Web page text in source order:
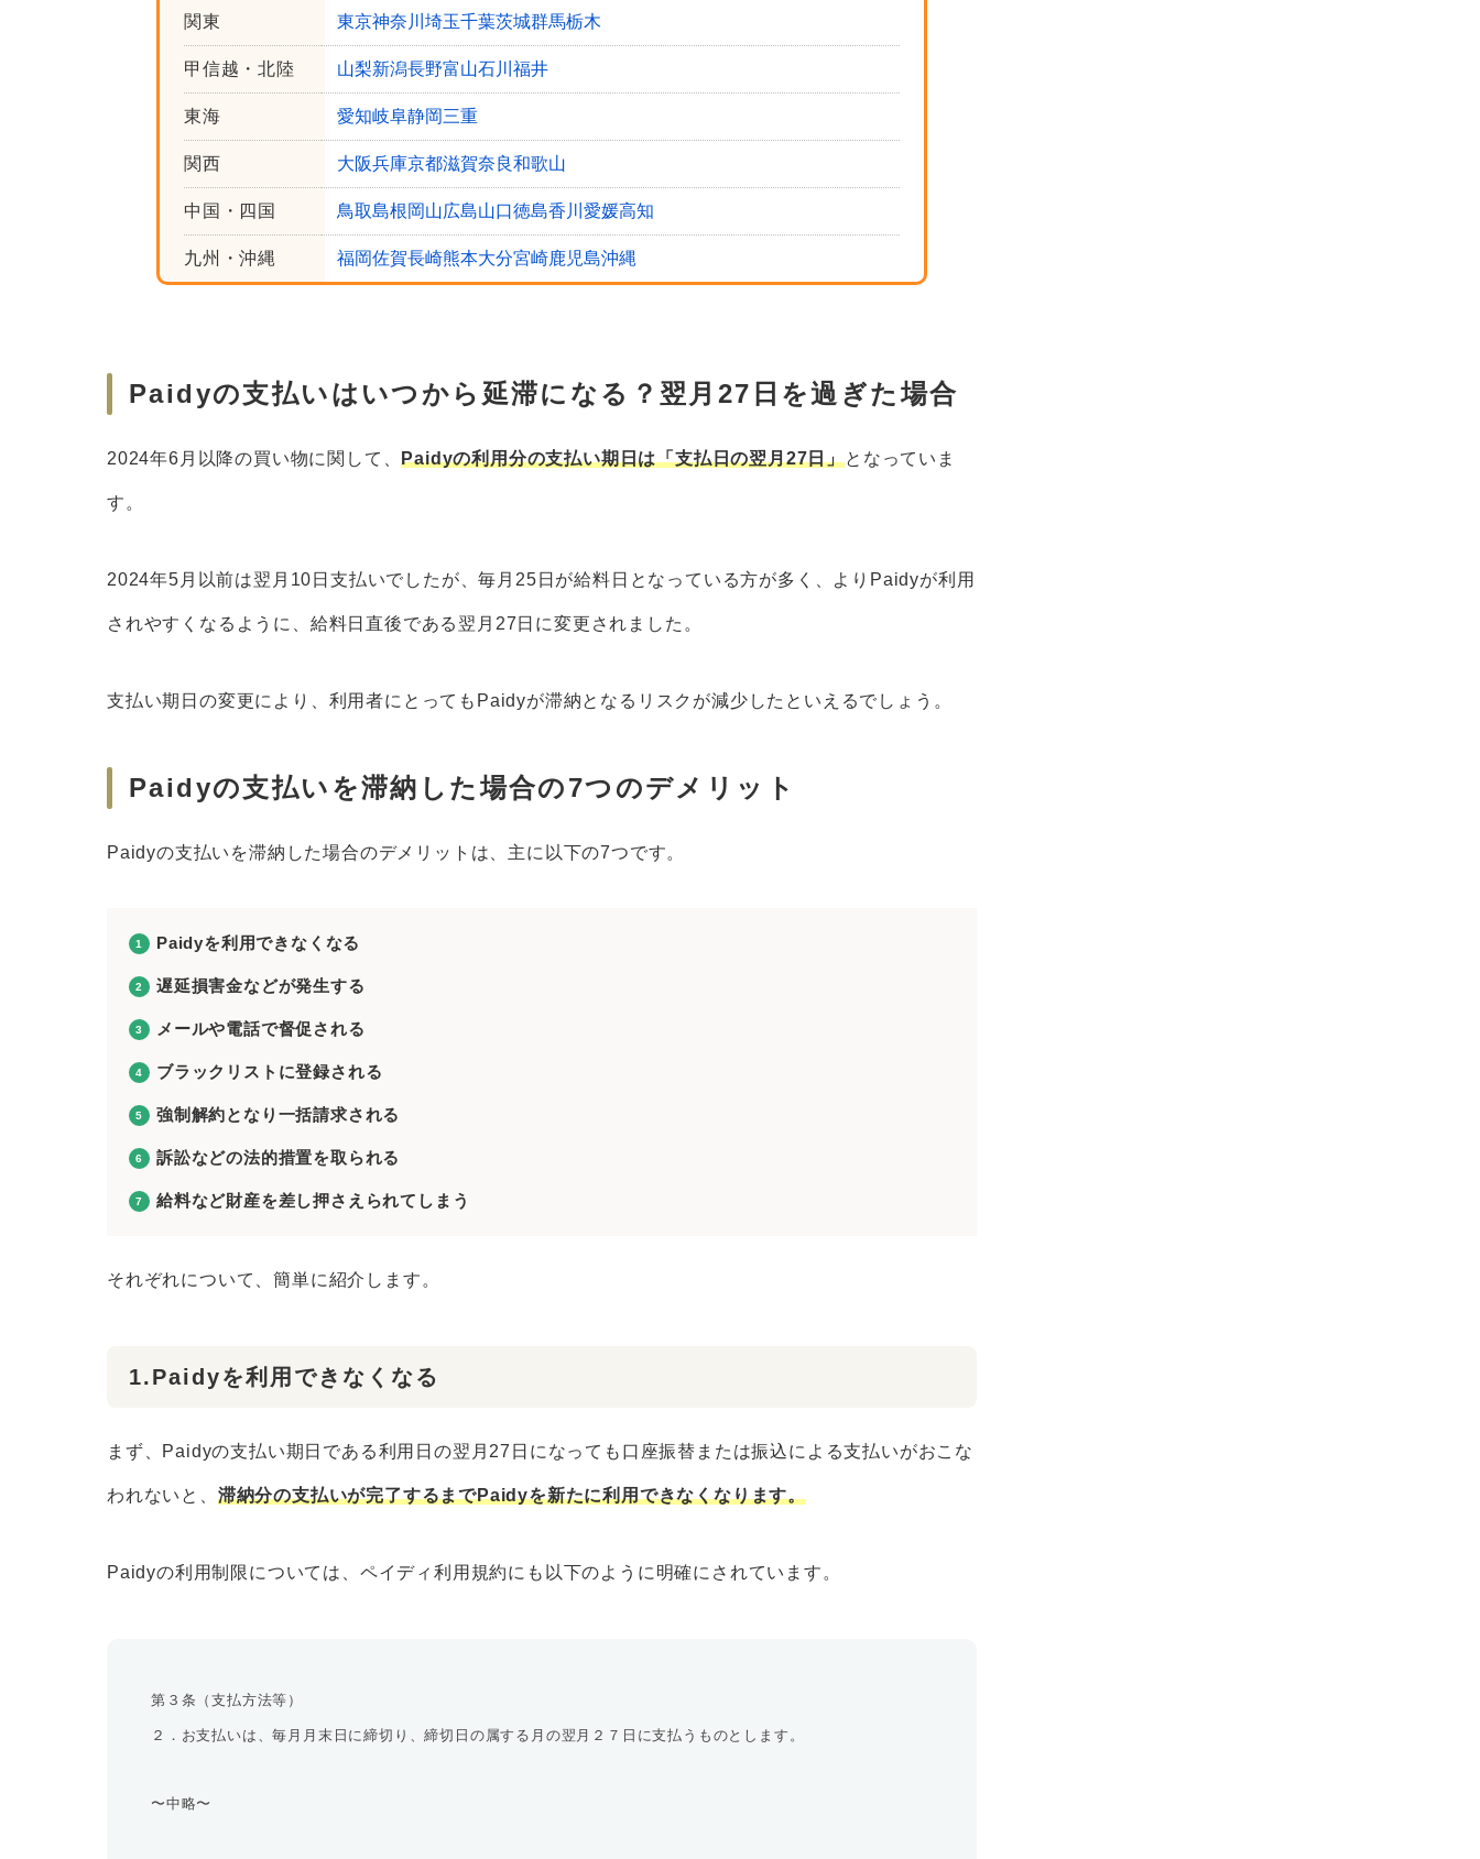
関東 東京神奈川 埼玉千葉茨城群馬栃木
甲信越・北陸 山梨新潟長野富山石川 福井
東海 愛知岐阜静岡三重
関西 大阪兵庫京都滋賀奈良和歌山
中国・四国 鳥取島根岡山広島山口徳島香川 愛媛高知
九州・沖縄 福岡佐賀長崎熊本大分宮崎鹿児島沖縄
Paidyの支払いはいつから延滞になる？翌月27日を過ぎた場合
2024年6月以降の買い物に関して、Paidyの利用分の支払い期日は「支払日の翌月27日」となっていま
す。
2024年5月以前は翌月10日支払いでしたが、毎月25日が給料日となっている方が多く、よりPaidyが利用
されやすくなるように、給料日直後である翌月27日に変更されました。
支払い期日の変更により、利用者にとってもPaidyが滞納となるリスクが減少したといえるでしょう。
Paidyの支払いを滞納した場合の7つのデメリット
Paidyの支払いを滞納した場合のデメリットは、主に以下の7つです。
Paidyを利用できなくなる
遅延損害金などが発生する
メールや電話で督促される
ブラックリストに登録される
強制解約となり一括請求される
訴訟などの法的措置を取られる
給料など財産を差し押さえられてしまう
それぞれについて、簡単に紹介します。
1.Paidyを利用できなくなる
まず、Paidyの支払い期日である利用日の翌月27日になっても口座振替または振込による支払いがおこな
われないと、 滞納分の支払いが完了するまでPaidyを新たに利用できなくなります。
Paidyの利用制限については、ペイディ利用規約にも以下のように明確にされています。
第３条（支払方法等）
２．お支払いは、毎月月末日に締切り、締切日の属する月の翌月２７日に支払うものとします。
〜中略〜